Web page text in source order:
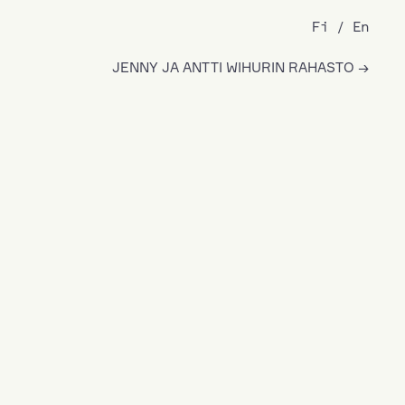
JENNY JA ANTTI WIHURIN RAHASTO
Fi En